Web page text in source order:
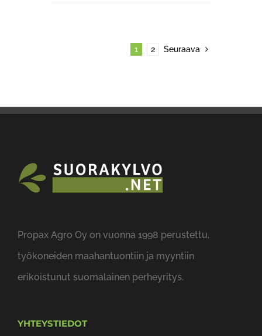
1 2 Seuraava
Propax Agro Oy on vuonna 1998 perustettu,
työkoneiden maahantuontiin ja myyntiin
erikoistunut suomalainen perheyritys.
YHTEYSTIEDOT